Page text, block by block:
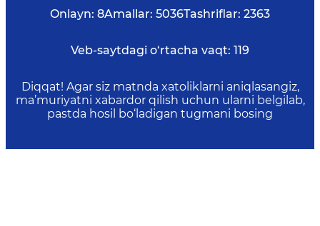
Onlayn: 8Amallar: 5036Tashriflar: 2363
Veb-saytdagi o‘rtacha vaqt: 119
Diqqat! Agar siz matnda xatoliklarni aniqlasangiz,
ma’muriyatni xabardor qilish uchun ularni belgilab,
pastda hosil bo‘ladigan tugmani bosing